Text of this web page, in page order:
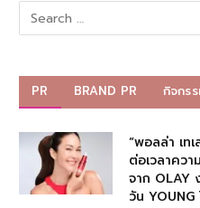
PR BRAND PR กิจกร
“พอลล่า เท
ต่อเวลาคว
จาก OLAY
วัน YOUNG